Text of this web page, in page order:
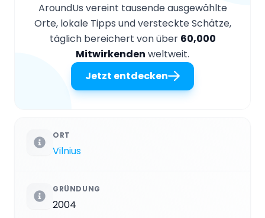
AroundUs vereint tausende ausgewählte
Orte, lokale Tipps und versteckte Schätze,
täglich bereichert von über 60,000
Mitwirkenden weltweit.
Jetzt entdecken
ORT
Vilnius
GRÜNDUNG
2004